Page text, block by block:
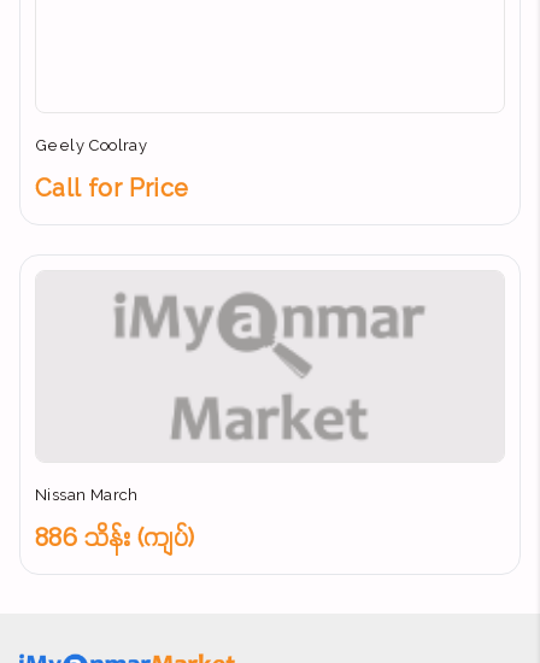
Geely Coolray
Call for Price
Nissan March
886 သိန်း (ကျပ်)